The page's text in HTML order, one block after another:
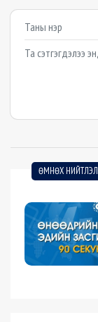
Example textarea
ӨМНӨХ НИЙТЛЭЛ